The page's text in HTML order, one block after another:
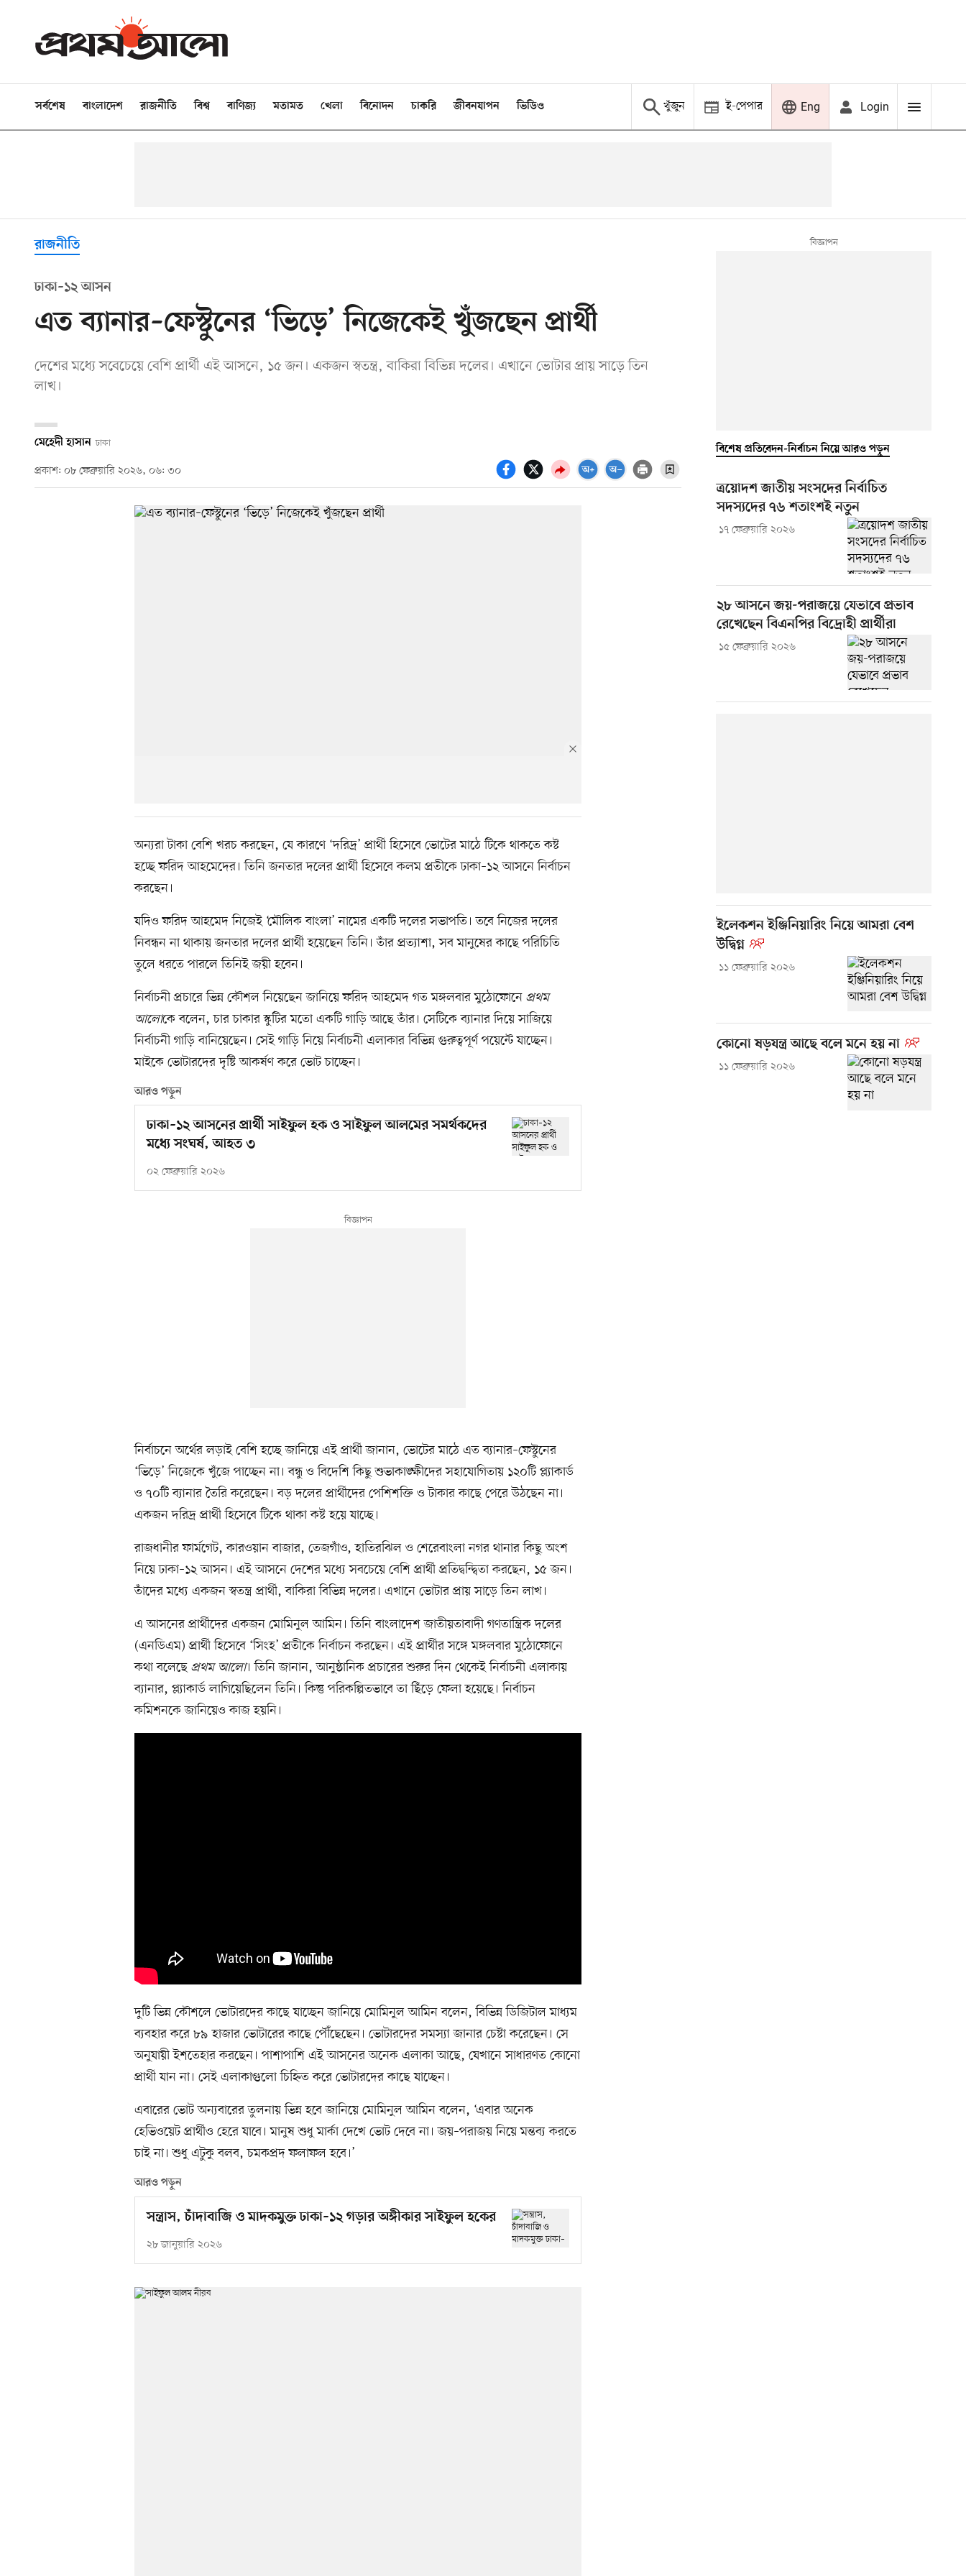
সর্বশেষ বাংলাদেশ রাজনীতি বিশ্ব বাণিজ্য মতামত খেলা বিনোদন চাকরি জীবনযাপন ভিডিও খুঁজুন ই-পেপার Eng Login
রাজনীতি
ঢাকা–১২ আসন
এত ব্যানার–ফেস্টুনের ‘ভিড়ে’ নিজেকেই খুঁজছেন প্রার্থী
দেশের মধ্যে সবেচেয়ে বেশি প্রার্থী এই আসনে, ১৫ জন। একজন স্বতন্ত্র, বাকিরা বিভিন্ন দলের। এখানে ভোটার প্রায় সাড়ে তিন
লাখ।
মেহেদী হাসান ঢাকা
প্রকাশ: ০৮ ফেব্রুয়ারি ২০২৬, ০৬: ৩০
অন্যরা টাকা বেশি খরচ করছেন, যে কারণে ‘দরিদ্র’ প্রার্থী হিসেবে ভোটের মাঠে টিকে থাকতে কষ্ট
হচ্ছে ফরিদ আহমেদের। তিনি জনতার দলের প্রার্থী হিসেবে কলম প্রতীকে ঢাকা–১২ আসনে নির্বাচন
করছেন।
যদিও ফরিদ আহমেদ নিজেই ‘মৌলিক বাংলা’ নামের একটি দলের সভাপতি। তবে নিজের দলের
নিবন্ধন না থাকায় জনতার দলের প্রার্থী হয়েছেন তিনি। তাঁর প্রত্যাশা, সব মানুষের কাছে পরিচিতি
তুলে ধরতে পারলে তিনিই জয়ী হবেন।
নির্বাচনী প্রচারে ভিন্ন কৌশল নিয়েছেন জানিয়ে ফরিদ আহমেদ গত মঙ্গলবার মুঠোফোনে প্রথম
আলোকে বলেন, চার চাকার স্কুটির মতো একটি গাড়ি আছে তাঁর। সেটিকে ব্যানার দিয়ে সাজিয়ে
নির্বাচনী গাড়ি বানিয়েছেন। সেই গাড়ি নিয়ে নির্বাচনী এলাকার বিভিন্ন গুরুত্বপূর্ণ পয়েন্টে যাচ্ছেন।
মাইকে ভোটারদের দৃষ্টি আকর্ষণ করে ভোট চাচ্ছেন।
আরও পড়ুন
ঢাকা–১২ আসনের প্রার্থী সাইফুল হক ও সাইফুল আলমের সমর্থকদের
মধ্যে সংঘর্ষ, আহত ৩
০২ ফেব্রুয়ারি ২০২৬
নির্বাচনে অর্থের লড়াই বেশি হচ্ছে জানিয়ে এই প্রার্থী জানান, ভোটের মাঠে এত ব্যানার–ফেস্টুনের
‘ভিড়ে’ নিজেকে খুঁজে পাচ্ছেন না। বন্ধু ও বিদেশি কিছু শুভাকাঙ্ক্ষীদের সহাযোগিতায় ১২০টি প্ল্যাকার্ড
ও ৭০টি ব্যানার তৈরি করেছেন। বড় দলের প্রার্থীদের পেশিশক্তি ও টাকার কাছে পেরে উঠছেন না।
একজন দরিদ্র প্রার্থী হিসেবে টিকে থাকা কষ্ট হয়ে যাচ্ছে।
রাজধানীর ফার্মগেট, কারওয়ান বাজার, তেজগাঁও, হাতিরঝিল ও শেরেবাংলা নগর থানার কিছু অংশ
নিয়ে ঢাকা–১২ আসন। এই আসনে দেশের মধ্যে সবচেয়ে বেশি প্রার্থী প্রতিদ্বন্দ্বিতা করছেন, ১৫ জন।
তাঁদের মধ্যে একজন স্বতন্ত্র প্রার্থী, বাকিরা বিভিন্ন দলের। এখানে ভোটার প্রায় সাড়ে তিন লাখ।
এ আসনের প্রার্থীদের একজন মোমিনুল আমিন। তিনি বাংলাদেশ জাতীয়তাবাদী গণতান্ত্রিক দলের
(এনডিএম) প্রার্থী হিসেবে ‘সিংহ’ প্রতীকে নির্বাচন করছেন। এই প্রার্থীর সঙ্গে মঙ্গলবার মুঠোফোনে
কথা বলেছেপ্রথম আলো। তিনি জানান, আনুষ্ঠানিক প্রচারের শুরুর দিন থেকেই নির্বাচনী এলাকায়
ব্যানার, প্ল্যাকার্ড লাগিয়েছিলেন তিনি। কিন্তু পরিকল্পিতভাবে তা ছিঁড়ে ফেলা হয়েছে। নির্বাচন
কমিশনকে জানিয়েও কাজ হয়নি।
দুটি ভিন্ন কৌশলে ভোটারদের কাছে যাচ্ছেন জানিয়ে মোমিনুল আমিন বলেন, বিভিন্ন ডিজিটাল মাধ্যম
ব্যবহার করে ৮৯ হাজার ভোটারের কাছে পৌঁছেছেন। ভোটারদের সমস্যা জানার চেষ্টা করেছেন। সে
অনুযায়ী ইশতেহার করছেন। পাশাপাশি এই আসনের অনেক এলাকা আছে, যেখানে সাধারণত কোনো
প্রার্থী যান না। সেই এলাকাগুলো চিহ্নিত করে ভোটারদের কাছে যাচ্ছেন।
এবারের ভোট অন্যবারের তুলনায় ভিন্ন হবে জানিয়ে মোমিনুল আমিন বলেন, ‘এবার অনেক
হেভিওয়েট প্রার্থীও হেরে যাবে। মানুষ শুধু মার্কা দেখে ভোট দেবে না। জয়–পরাজয় নিয়ে মন্তব্য করতে
চাই না। শুধু এটুকু বলব, চমকপ্রদ ফলাফল হবে।’
আরও পড়ুন
সন্ত্রাস, চাঁদাবাজি ও মাদকমুক্ত ঢাকা–১২ গড়ার অঙ্গীকার সাইফুল হকের
২৮ জানুয়ারি ২০২৬
বিশেষ প্রতিবেদন-নির্বাচন নিয়ে আরও পড়ুন
ত্রয়োদশ জাতীয় সংসদের নির্বাচিত
সদস্যদের ৭৬ শতাংশই নতুন
১৭ ফেব্রুয়ারি ২০২৬
২৮ আসনে জয়-পরাজয়ে যেভাবে প্রভাব
রেখেছেন বিএনপির বিদ্রোহী প্রার্থীরা
১৫ ফেব্রুয়ারি ২০২৬
ইলেকশন ইঞ্জিনিয়ারিং নিয়ে আমরা বেশ
উদ্বিগ্ন
১১ ফেব্রুয়ারি ২০২৬
কোনো ষড়যন্ত্র আছে বলে মনে হয় না
১১ ফেব্রুয়ারি ২০২৬